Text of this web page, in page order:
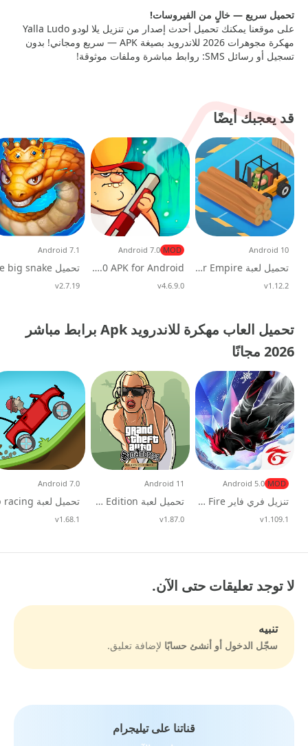
تحميل سريع — خالٍ من الفيروسات!
على موقعنا يمكنك تحميل أحدث إصدار من تنزيل يلا لودو Yalla Ludo
مهكرة مجوهرات 2026 للاندرويد بصيغة APK — سريع ومجاني! بدون
تسجيل أو رسائل SMS: روابط مباشرة وملفات موثوقة!
قد يعجبك أيضًا
تحميل لعبة Idle Lumber Empire مهكرة 2026 للاندرويد
Android 10
v1.12.2
Download Swamp Attack (MOD, Unlimited Money) 4.7.9.0 APK for Android
MOD
Android 7.0
v4.6.9.0
Android 7.1
v2.7.19
تحميل العاب مهكرة للاندرويد Apk برابط مباشر
2026 مجانًا
تنزيل فري فاير Free Fire مهكرة جواهر لانهائية 2026
MOD
Android 5.0
v1.109.1
تحميل لعبة Gta San andreas Definitive Edition المحسنة للاندرويد مجانًا Apk
Android 11
v1.87.0
Android 7.0
v1.68.1
لا توجد تعليقات حتى الآن.
تنبيه
سجّل الدخول أو أنشئ حسابًا لإضافة تعليق.
قناتنا على تيليجرام